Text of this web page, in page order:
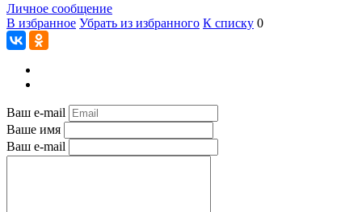
Личное сообщение
В избранное Убрать из избранного К списку 0
Ваш e-mail
Ваше имя
Ваш e-mail